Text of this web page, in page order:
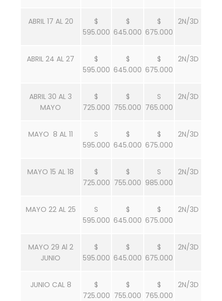
ABRIL 17 AL 20
$
595.000
$
645.000
$
675.000
2N/3D
ABRIL 24 AL 27
$
595.000
$
645.000
$
675.000
2N/3D
ABRIL 30 AL 3
MAYO
$
725.000
$
755.000
S
765.000
2N/3D
MAYO 8 AL 11
S
595.000
$
645.000
$
675.000
2N/3D
MAYO 15 AL 18
$
725.000
$
755.000
S
985.000
2N/3D
MAYO 22 AL 25
S
595.000
$
645.000
$
675.000
2N/3D
MAYO 29 Al 2
JUNIO
$
595.000
$
645.000
$
675.000
2N/3D
JUNIO CAL 8
$
725.000
$
755.000
$
765.000
2N/3D